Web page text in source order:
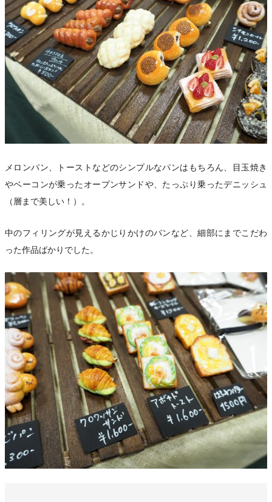
メロンパン、トーストなどのシンプルなパンはもちろん、目玉焼き
やベーコンが乗ったオープンサンドや、たっぷり乗ったデニッシュ
（層まで美しい！）。
中のフィリングが見えるかじりかけのパンなど、細部にまでこだわ
った作品ばかりでした。